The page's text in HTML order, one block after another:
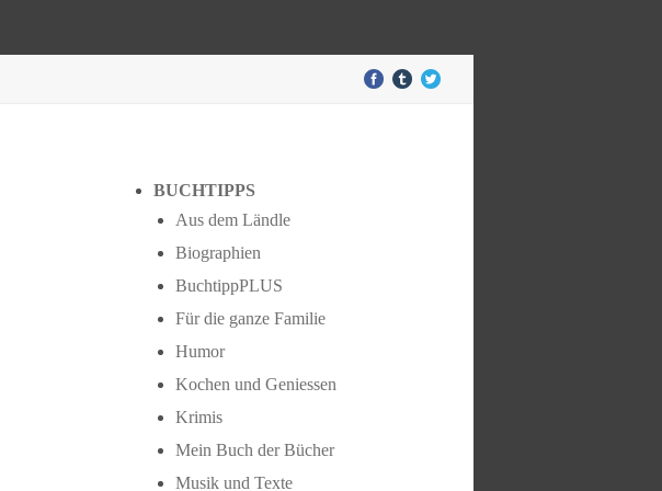
BUCHTIPPS
Aus dem Ländle
Biographien
BuchtippPLUS
Für die ganze Familie
Humor
Kochen und Geniessen
Krimis
Mein Buch der Bücher
Musik und Texte